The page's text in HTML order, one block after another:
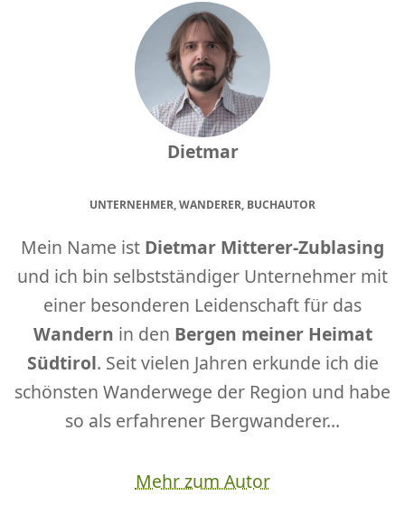
Dietmar
UNTERNEHMER, WANDERER, BUCHAUTOR
Mein Name ist Dietmar Mitterer-Zublasing
und ich bin selbstständiger Unternehmer mit
einer besonderen Leidenschaft für das
Wandern in den Bergen meiner Heimat
Südtirol. Seit vielen Jahren erkunde ich die
schönsten Wanderwege der Region und habe
so als erfahrener Bergwanderer...
Mehr zum Autor